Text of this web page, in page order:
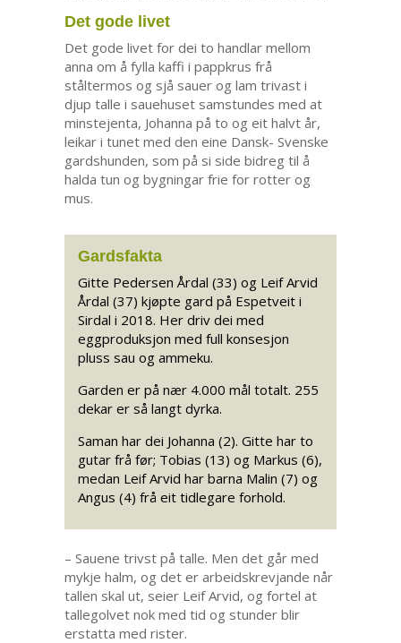
Det gode livet
Det gode livet for dei to handlar mellom
anna om å fylla kaffi i pappkrus frå
ståltermos og sjå sauer og lam trivast i
djup talle i sauehuset samstundes med at
minstejenta, Johanna på to og eit halvt år,
leikar i tunet med den eine Dansk- Svenske
gardshunden, som på si side bidreg til å
halda tun og bygningar frie for rotter og
mus.
Gardsfakta
Gitte Pedersen Årdal (33) og Leif Arvid
Årdal (37) kjøpte gard på Espetveit i
Sirdal i 2018. Her driv dei med
eggproduksjon med full konsesjon
pluss sau og ammeku.
Garden er på nær 4.000 mål totalt. 255
dekar er så langt dyrka.
Saman har dei Johanna (2). Gitte har to
gutar frå før; Tobias (13) og Markus (6),
medan Leif Arvid har barna Malin (7) og
Angus (4) frå eit tidlegare forhold.
– Sauene trivst på talle. Men det går med
mykje halm, og det er arbeidskrevjande når
tallen skal ut, seier Leif Arvid, og fortel at
tallegolvet nok med tid og stunder blir
erstatta med rister.